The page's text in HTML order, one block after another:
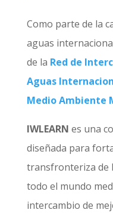
Como parte de la
aguas
de la Red de
Aguas
Medio Ambiente
IWLEARN es una
diseñada para
transfronteriza de
todo el mundo
intercambio de